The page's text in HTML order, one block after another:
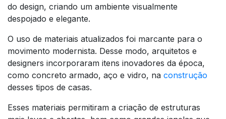
do design, criando um ambiente visualmente
despojado e elegante.
O uso de materiais atualizados foi marcante para o
movimento modernista. Desse modo, arquitetos e
designers incorporaram itens inovadores da época,
como concreto armado, aço e vidro, na construção
desses tipos de casas.
Esses materiais permitiram a criação de estruturas